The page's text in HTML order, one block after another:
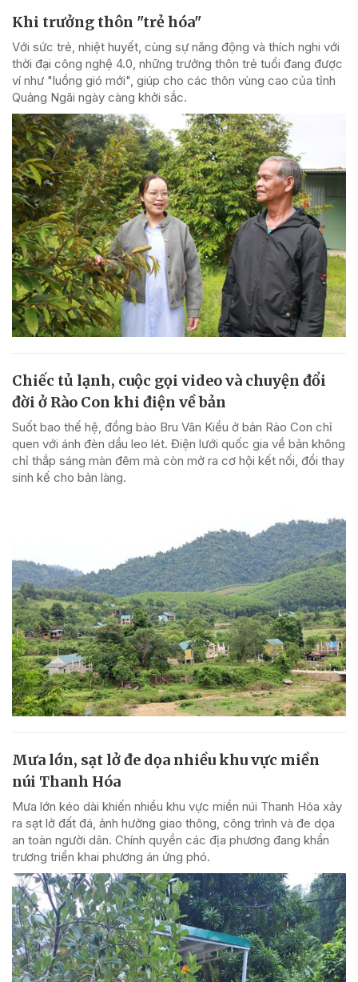
Khi trưởng thôn "trẻ hóa"
Với sức trẻ, nhiệt huyết, cùng sự năng động và thích nghi với
thời đại công nghệ 4.0, những trưởng thôn trẻ tuổi đang được
ví như "luồng gió mới", giúp cho các thôn vùng cao của tỉnh
Quảng Ngãi ngày càng khởi sắc.
Chiếc tủ lạnh, cuộc gọi video và chuyện đổi
đời ở Rào Con khi điện về bản
Suốt bao thế hệ, đồng bào Bru Vân Kiều ở bản Rào Con chỉ
quen với ánh đèn dầu leo lét. Điện lưới quốc gia về bản không
chỉ thắp sáng màn đêm mà còn mở ra cơ hội kết nối, đổi thay
sinh kế cho bản làng.
Mưa lớn, sạt lở đe dọa nhiều khu vực miền
núi Thanh Hóa
Mưa lớn kéo dài khiến nhiều khu vực miền núi Thanh Hóa xảy
ra sạt lở đất đá, ảnh hưởng giao thông, công trình và đe dọa
an toàn người dân. Chính quyền các địa phương đang khẩn
trương triển khai phương án ứng phó.